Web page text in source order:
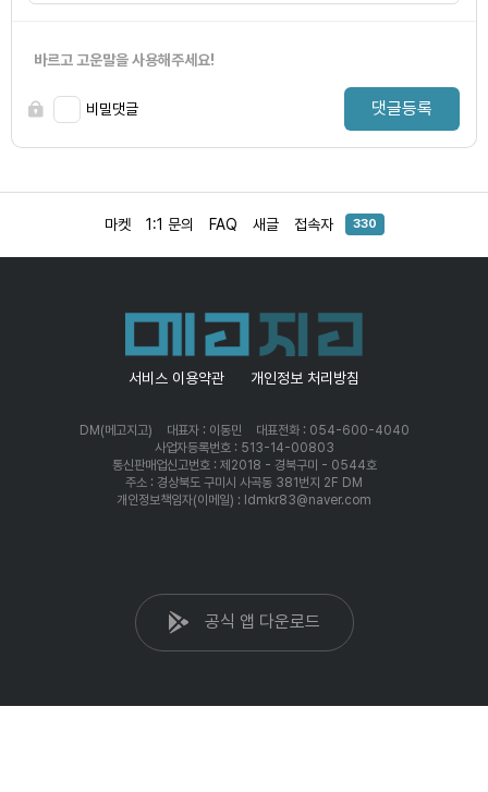
바르고 고운말을 사용해주세요!
비밀댓글 댓글등록
마켓 1:1 문의 FAQ 새글 접속자 330
서비스 이용약관 개인정보 처리방침
DM(메고지고) 대표자 : 이동민
대표전화 : 054-600-4040
사업자등록번호 : 513-14-00803
통신판매업신고번호 : 제2018 - 경북구미 - 0544호
주소 : 경상북도 구미시 사곡동 381번지 2F DM
개인정보책임자(이메일) : ldmkr83@naver.com
공식 앱 다운로드